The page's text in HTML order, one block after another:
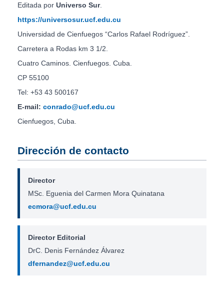
Editada por Universo Sur.
https://universosur.ucf.edu.cu
Universidad de Cienfuegos “Carlos Rafael Rodríguez”.
Carretera a Rodas km 3 1/2.
Cuatro Caminos. Cienfuegos. Cuba.
CP 55100
Tel: +53 43 500167
E-mail: conrado@ucf.edu.cu
Cienfuegos, Cuba.
Dirección de contacto
Director
MSc. Eguenia del Carmen Mora Quinatana
ecmora@ucf.edu.cu
Director Editorial
DrC. Denis Fernández Álvarez
dfernandez@ucf.edu.cu